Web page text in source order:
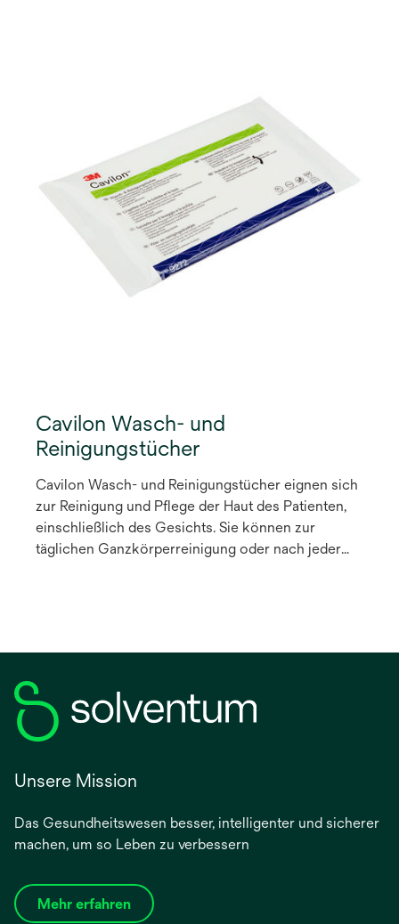
Cavilon Wasch- und
Reinigungstücher
Cavilon Wasch- und Reinigungstücher eignen sich
zur Reinigung und Pflege der Haut des Patienten,
einschließlich des Gesichts. Sie können zur
täglichen Ganzkörperreinigung oder nach jeder
Unsere Mission
Das Gesundheitswesen besser, intelligenter und sicherer
machen, um so Leben zu verbessern
Mehr erfahren